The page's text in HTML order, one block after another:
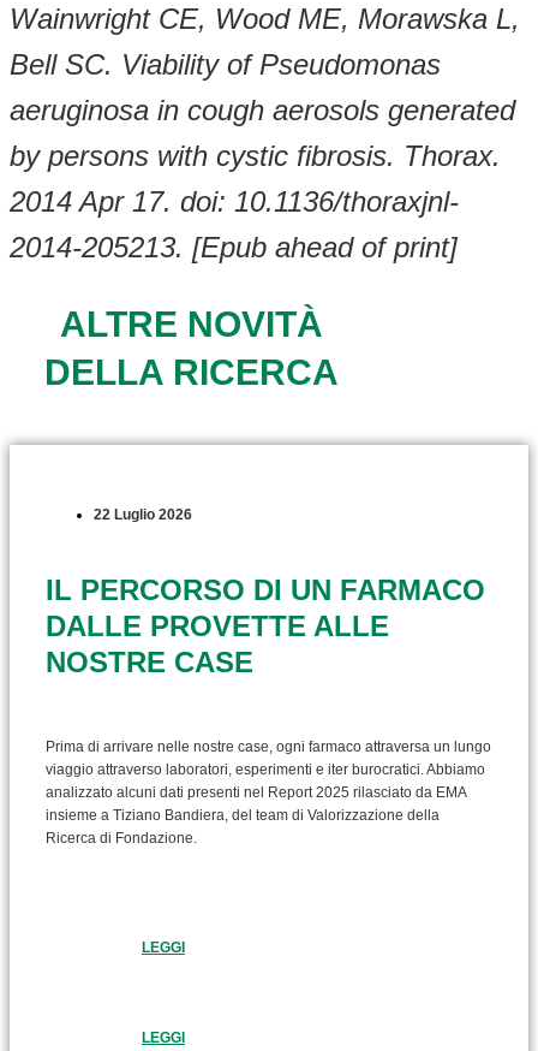
Wainwright CE, Wood ME, Morawska L,
Bell SC. Viability of Pseudomonas
aeruginosa in cough aerosols generated
by persons with cystic fibrosis. Thorax.
2014 Apr 17. doi: 10.1136/thoraxjnl-
2014-205213. [Epub ahead of print]
ALTRE NOVITÀ
DELLA RICERCA
22 Luglio 2026
IL PERCORSO DI UN FARMACO
DALLE PROVETTE ALLE
NOSTRE CASE
Prima di arrivare nelle nostre case, ogni farmaco attraversa un lungo
viaggio attraverso laboratori, esperimenti e iter burocratici. Abbiamo
analizzato alcuni dati presenti nel Report 2025 rilasciato da EMA
insieme a Tiziano Bandiera, del team di Valorizzazione della
Ricerca di Fondazione.
LEGGI
LEGGI